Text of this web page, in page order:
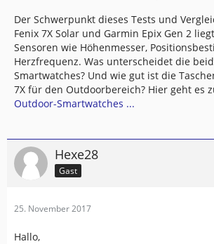
Der Schwerpunkt dieses Tests und
Fenix 7X Solar und Garmin Epix Gen 2
Sensoren wie Höhenmesser,
Herzfrequenz. Was unterscheidet die
Smartwatches? Und wie gut ist die
7X für den Outdoorbereich? Hier geht es
Outdoor-Smartwatches ...
Hexe28
Gast
25. November 2017
Hallo,